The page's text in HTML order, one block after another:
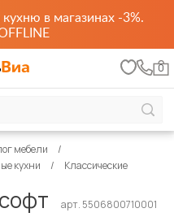
в магазинах -3%.
0
мебели
кухни Классические
арт. 5506800710001